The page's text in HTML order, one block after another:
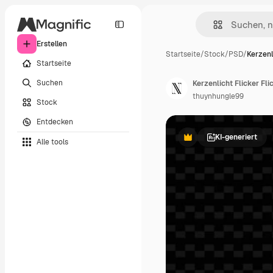
Erstellen
Startseite
Suchen
Stock
Entdecken
Alle tools
Startseite/Stock/PSD/
PremiumKI-generiert
thuynhungle99